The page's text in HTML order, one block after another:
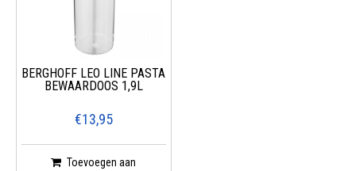
BERGHOFF LEO LINE PASTA
BEWAARDOOS 1,9L
€13,95
Toevoegen aan